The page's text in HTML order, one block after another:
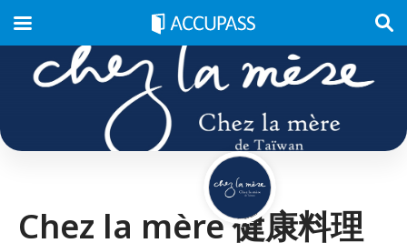
Chez la mère 健康料理